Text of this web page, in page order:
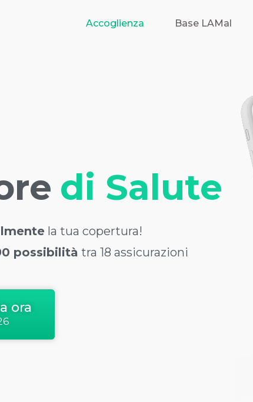
Accoglienza Base LAMal
di Salute
la tua copertura!
possibilità tra 18 assicurazioni
ora